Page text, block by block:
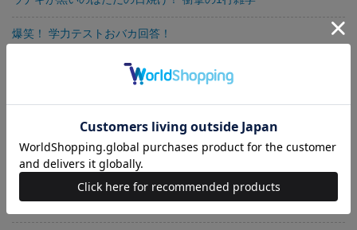
爆笑！ 学力テストおバカ回答！
自分のルーツがわかる！ 家紋の歴史
爆笑！ 学力テストおバカ回答！
知らなかった！ 衝撃のアニメ雑学
パンダは25度以上で死ぬ!? 衝撃の1行雑学888